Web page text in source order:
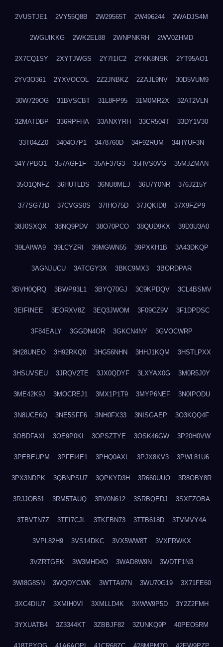
2VUSTJE1 2VY55Q8B 2W29565T 2W496244 2WADJS4M
2WGUIKKG 2WK2EL88 2WNPNKRH 2WV0ZHMD
2X7CQ1SY 2XYTJWGS 2Y7I1IC2 2YKK8NSK 2YT95AO1
2YV3O361 2YXVOCOL 2Z2JNBKZ 2ZAJL9NV 30D5VUM9
30W729OG 31BVSCBT 31L8FP95 31M0MR2X 32AT2VLN
32MATDBP 336RPFHA 33ANXYRH 33CR504T 33DY1V30
33T04ZZ0 3404O7P1 3478760D 34F92RUM 34HYUF3N
34Y7PBO1 357AGF1F 35AF37G3 35HVS0VG 35MJZMAN
35O1QNFZ 36HUTLDS 36NU8MEJ 36U7Y0NR 376J215Y
377SG7JD 37CVGS0S 37IHO75D 37JQKID8 37X9FZP9
38J0SXQX 38NQ9PDV 38O70PCO 38QUD9KX 39D3U3A0
39LAIWA9 39LCYZRI 39MGWN55 39PXKH1B 3A43DKQP
3AGNJUCU 3ATCGY3X 3BKC9MX3 3BORDPAR
3BVH0QRQ 3BWP93L1 3BYQ70GJ 3C9KPDQV 3CL4BSMV
3EIFINEE 3EORXV8Z 3EQ3JWOM 3F09CZ9V 3F1DPDSC
3F84EALY 3GGDN4OR 3GKCN4NY 3GVOCWRP
3H28UNEO 3H92RKQ0 3HG56NHN 3HHJ1KQM 3HSTLPXX
3HSUVSEU 3JRQV2TE 3JX0QDYF 3LXYAX0G 3M0R5J0Y
3ME42K9J 3MOCREJ1 3MX1P1T9 3MYP6NEF 3N0IPODU
3N8UCE6Q 3NE5SFF6 3NH0FX33 3NISGAEP 3O3KQQ4F
3OBDFAXI 3OE9P0KI 3OPSZTYE 3OSK46GW 3P20H0VW
3PEBEUPM 3PFEI4E1 3PHQ0AXL 3PJX8KV3 3PWL81U6
3PX3NDPK 3QBNPSU7 3QPKYD3H 3R660UUO 3R8OBY8R
3RJJOB51 3RM5TAUQ 3RV0N612 3SRBQEDJ 3SXFZOBA
3TBVTN7Z 3TFI7CJL 3TKFBN73 3TTB618D 3TVMVY4A
3VPL82H9 3VS14DKC 3VX5WW8T 3VXFRWKX
3VZRTGEK 3W3MHD4O 3WAD8W9N 3WDTF1N3
3WI8G8SN 3WQDYCWK 3WTTA97N 3WU70G19 3X71FE60
3XC4DIU7 3XMIH0VI 3XMLLD4K 3XWW9P5D 3Y2Z2FMH
3YXUATB4 3Z3344KT 3ZBBJF82 3ZUNKQ9P 40PEO5RM